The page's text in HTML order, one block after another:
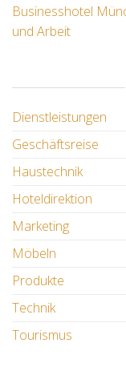
Businesshotel
und Arbeit
Dienstleistungen
Geschäftsreise
Haustechnik
Hoteldirektion
Marketing
Möbeln
Produkte
Technik
Tourismus